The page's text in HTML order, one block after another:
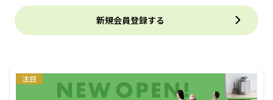
新規会員登録する
注目